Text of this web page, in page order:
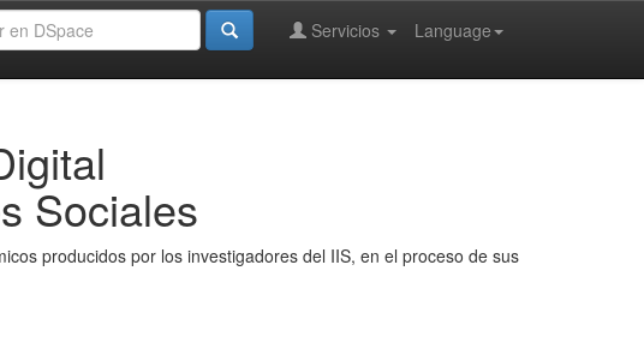
Language
Servicios
Sociales
producidos por los investigadores del IIS, en el proceso de sus